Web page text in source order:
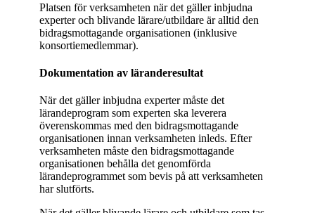
Platsen för verksamheten när det gäller inbjudna
experter och blivande lärare/utbildare är alltid den
bidragsmottagande organisationen (inklusive
konsortiemedlemmar).
Dokumentation av läranderesultat
När det gäller inbjudna experter måste det
lärandeprogram som experten ska leverera
överenskommas med den bidragsmottagande
organisationen innan verksamheten inleds. Efter
verksamheten måste den bidragsmottagande
organisationen behålla det genomförda
lärandeprogrammet som bevis på att verksamheten
har slutförts.